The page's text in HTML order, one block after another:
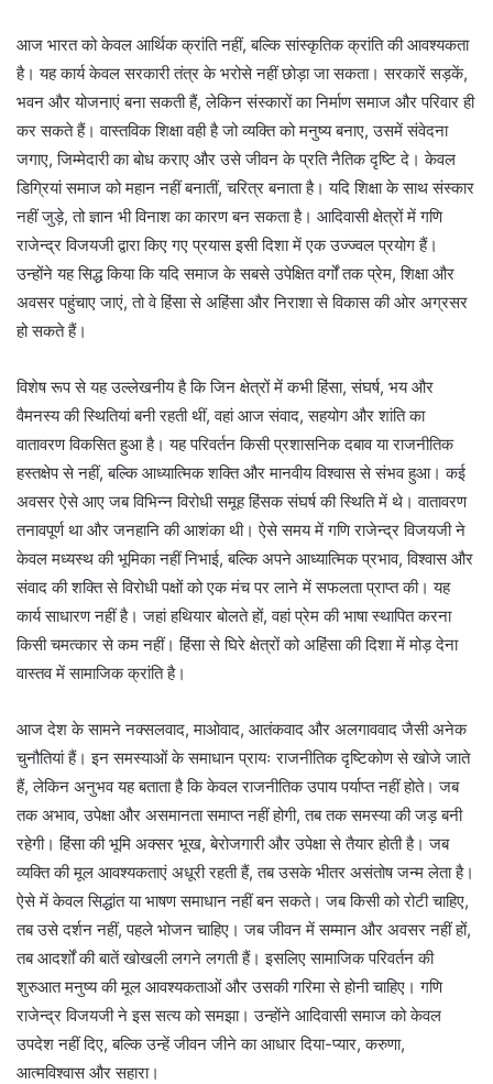
आज भारत को केवल आर्थिक क्रांति नहीं, बल्कि सांस्कृतिक क्रांति की आवश्यकता
है। यह कार्य केवल सरकारी तंत्र के भरोसे नहीं छोड़ा जा सकता। सरकारें सड़कें,
भवन और योजनाएं बना सकती हैं, लेकिन संस्कारों का निर्माण समाज और परिवार ही
कर सकते हैं। वास्तविक शिक्षा वही है जो व्यक्ति को मनुष्य बनाए, उसमें संवेदना
जगाए, जिम्मेदारी का बोध कराए और उसे जीवन के प्रति नैतिक दृष्टि दे। केवल
डिग्रियां समाज को महान नहीं बनातीं, चरित्र बनाता है। यदि शिक्षा के साथ संस्कार
नहीं जुड़े, तो ज्ञान भी विनाश का कारण बन सकता है। आदिवासी क्षेत्रों में गणि
राजेन्द्र विजयजी द्वारा किए गए प्रयास इसी दिशा में एक उज्ज्वल प्रयोग हैं।
उन्होंने यह सिद्ध किया कि यदि समाज के सबसे उपेक्षित वर्गों तक प्रेम, शिक्षा और
अवसर पहुंचाए जाएं, तो वे हिंसा से अहिंसा और निराशा से विकास की ओर अग्रसर
हो सकते हैं।
विशेष रूप से यह उल्लेखनीय है कि जिन क्षेत्रों में कभी हिंसा, संघर्ष, भय और
वैमनस्य की स्थितियां बनी रहती थीं, वहां आज संवाद, सहयोग और शांति का
वातावरण विकसित हुआ है। यह परिवर्तन किसी प्रशासनिक दबाव या राजनीतिक
हस्तक्षेप से नहीं, बल्कि आध्यात्मिक शक्ति और मानवीय विश्वास से संभव हुआ। कई
अवसर ऐसे आए जब विभिन्न विरोधी समूह हिंसक संघर्ष की स्थिति में थे। वातावरण
तनावपूर्ण था और जनहानि की आशंका थी। ऐसे समय में गणि राजेन्द्र विजयजी ने
केवल मध्यस्थ की भूमिका नहीं निभाई, बल्कि अपने आध्यात्मिक प्रभाव, विश्वास और
संवाद की शक्ति से विरोधी पक्षों को एक मंच पर लाने में सफलता प्राप्त की। यह
कार्य साधारण नहीं है। जहां हथियार बोलते हों, वहां प्रेम की भाषा स्थापित करना
किसी चमत्कार से कम नहीं। हिंसा से घिरे क्षेत्रों को अहिंसा की दिशा में मोड़ देना
वास्तव में सामाजिक क्रांति है।
आज देश के सामने नक्सलवाद, माओवाद, आतंकवाद और अलगाववाद जैसी अनेक
चुनौतियां हैं। इन समस्याओं के समाधान प्रायः राजनीतिक दृष्टिकोण से खोजे जाते
हैं, लेकिन अनुभव यह बताता है कि केवल राजनीतिक उपाय पर्याप्त नहीं होते। जब
तक अभाव, उपेक्षा और असमानता समाप्त नहीं होगी, तब तक समस्या की जड़ बनी
रहेगी। हिंसा की भूमि अक्सर भूख, बेरोजगारी और उपेक्षा से तैयार होती है। जब
व्यक्ति की मूल आवश्यकताएं अधूरी रहती हैं, तब उसके भीतर असंतोष जन्म लेता है।
ऐसे में केवल सिद्धांत या भाषण समाधान नहीं बन सकते। जब किसी को रोटी चाहिए,
तब उसे दर्शन नहीं, पहले भोजन चाहिए। जब जीवन में सम्मान और अवसर नहीं हों,
तब आदर्शों की बातें खोखली लगने लगती हैं। इसलिए सामाजिक परिवर्तन की
शुरुआत मनुष्य की मूल आवश्यकताओं और उसकी गरिमा से होनी चाहिए। गणि
राजेन्द्र विजयजी ने इस सत्य को समझा। उन्होंने आदिवासी समाज को केवल
उपदेश नहीं दिए, बल्कि उन्हें जीवन जीने का आधार दिया-प्यार, करुणा,
आत्मविश्वास और सहारा।